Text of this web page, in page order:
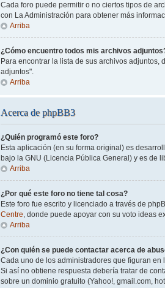
Cada foro puede permitir o no ciertos tipos de
con La Administración para obtener más
Arriba
¿Cómo encuentro todos mis archivos
Para encontrar la lista de sus archivos
adjuntos".
Arriba
Acerca de phpBB3
¿Quién programó este foro?
Esta aplicación (en su forma original) es
bajo la GNU (Licencia Pública General) y es de
Arriba
¿Por qué este foro no tiene tal cosa?
Este foro fue escrito y licenciado a través de
Centre, donde puede apoyar con su voto ideas
Arriba
¿Con quién se puede contactar acerca de
Cada uno de los administradores que figuran
Si así no obtiene respuesta debería tratar de
sobre un dominio gratuito (Yahoo!, gmail.com,